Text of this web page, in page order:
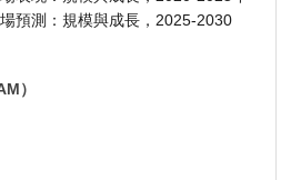
預測：規模與成長，2025-2030
）